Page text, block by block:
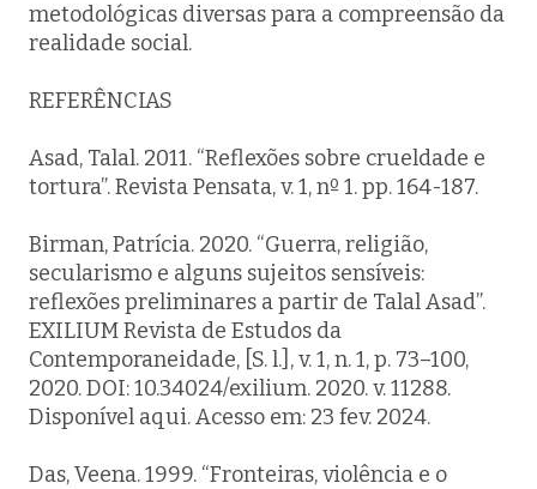
metodológicas diversas para a compreensão da
realidade social.
REFERÊNCIAS
Asad, Talal. 2011. “Reflexões sobre crueldade e
tortura”. Revista Pensata, v. 1, nº 1. pp. 164-187.
Birman, Patrícia. 2020. “Guerra, religião,
secularismo e alguns sujeitos sensíveis:
reflexões preliminares a partir de Talal Asad”.
EXILIUM Revista de Estudos da
Contemporaneidade, [S. l.], v. 1, n. 1, p. 73–100,
2020. DOI: 10.34024/exilium. 2020. v. 11288.
Disponível aqui. Acesso em: 23 fev. 2024.
Das, Veena. 1999. “Fronteiras, violência e o